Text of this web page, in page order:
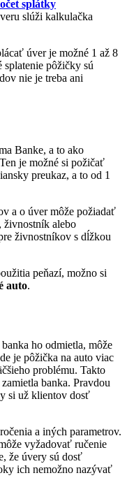
splátky
slúži kalkulačka
úver je možné 1 až 8
splatenie pôžičky sú
nie je treba ani
Banke, a to ako
je možné si požičať
preukaz, a to od 1
a o úver môže požiadať
živnostník alebo
živnostníkov s dĺžkou
peňazí, možno si
auto.
ho odmietla, môže
je pôžička na auto viac
problému. Takto
banka. Pravdou
si už klientov dosť
a iných parametrov.
vyžadovať ručenie
že úvery sú dosť
ich nemožno nazývať